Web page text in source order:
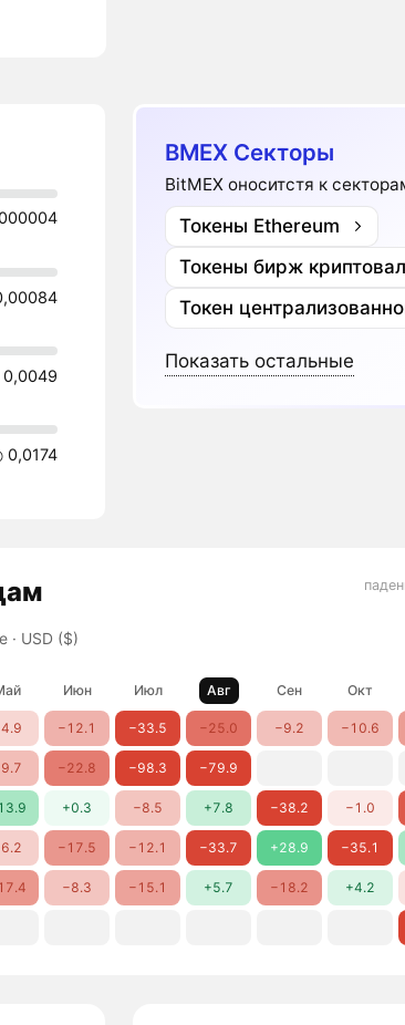
0,0174
BMEX Секторы
BitMEX оноситстя к
Токены Ethereum
Токены бирж
Токен
Показать остальные
· USD ($)
Июн Июл Авг Сен Окт
−12.1 −33.5 −25.0 −9.2 −10.6
−22.8 −98.3 −79.9
+0.3 −8.5 +7.8 −38.2 −1.0
−17.5 −12.1 −33.7 +28.9 −35.1
−8.3 −15.1 +5.7 −18.2 +4.2